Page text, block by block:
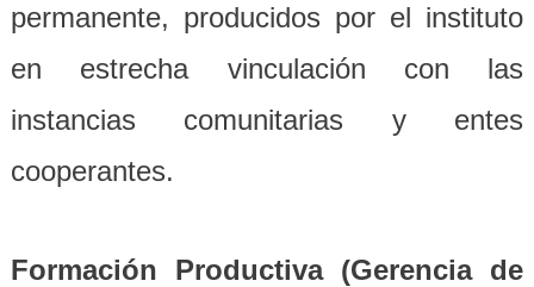
permanente, producidos por el instituto
en estrecha vinculación con las
instancias comunitarias y entes
cooperantes.
Formación Productiva (Gerencia de